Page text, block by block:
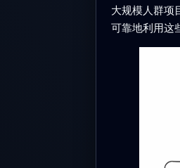
大规模人群项
可靠地利用这